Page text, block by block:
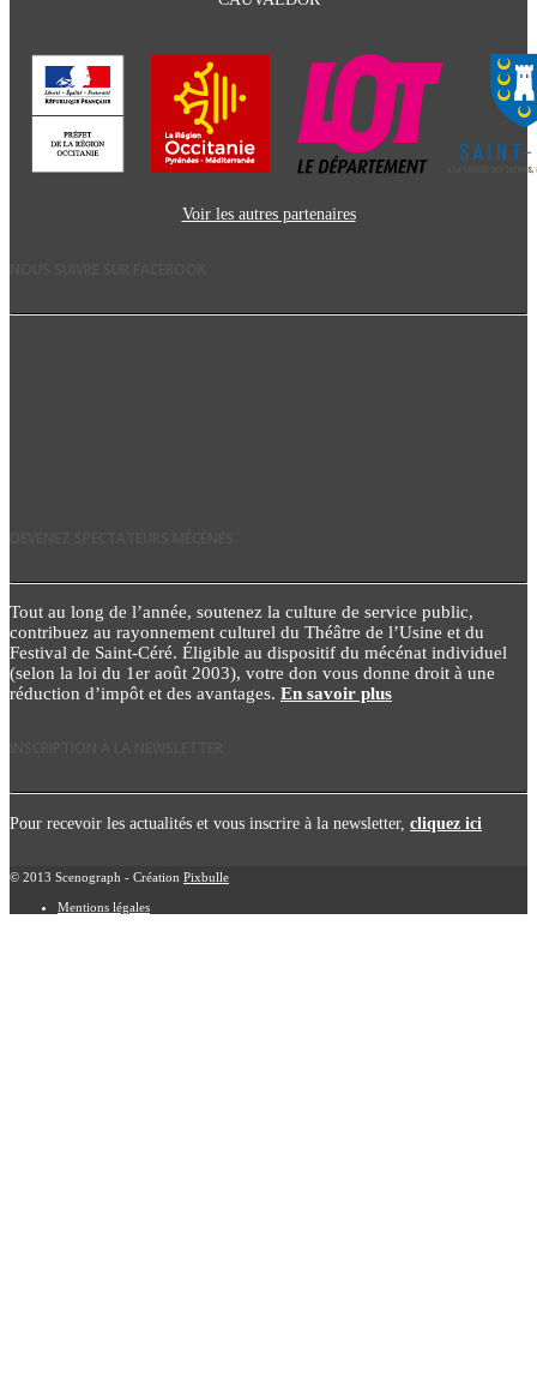
Voir les autres partenaires
Tout au long de l’année, soutenez la culture de service public,
contribuez au rayonnement culturel du Théâtre de l’Usine et du
Festival de Saint-Céré. Éligible au dispositif du mécénat individuel
(selon la loi du 1er août 2003), votre don vous donne droit à une
réduction d’impôt et des avantages. En savoir plus
Pour recevoir les actualités et vous inscrire à la newsletter, cliquez ici
© 2013 Scenograph - Création Pixbulle
Mentions légales